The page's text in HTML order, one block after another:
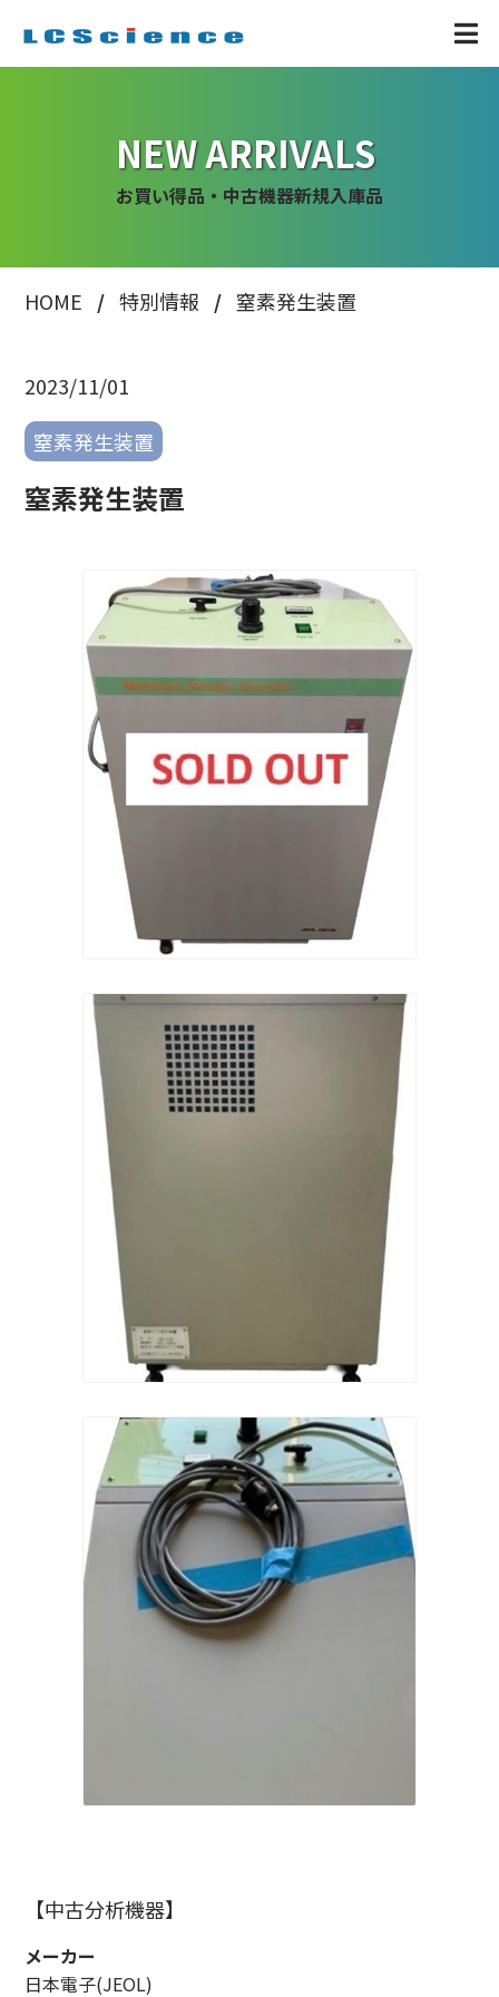
NEW ARRIVALS
お買い得品・中古機器新規入庫品
HOME 特別情報 窒素発生装置
2023/11/01
窒素発生装置
窒素発生装置
【中古分析機器】
メーカー
日本電子(JEOL)